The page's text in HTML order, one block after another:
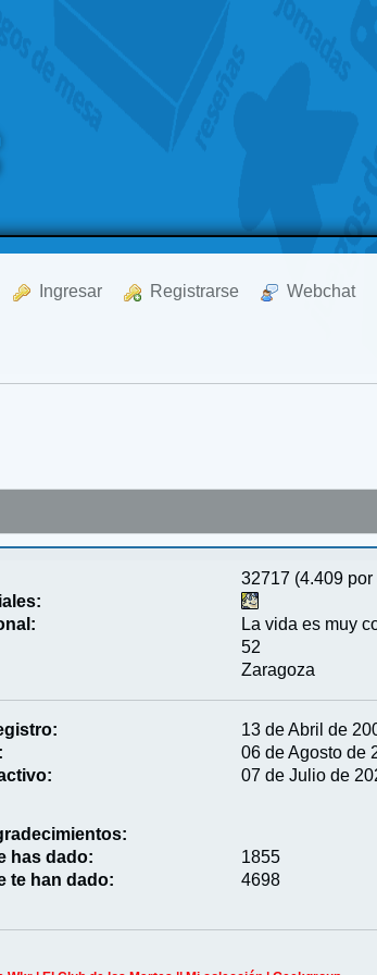
Ingresar Registrarse Webchat
32717 (4.409 por
La vida es muy
52
Zaragoza
13 de Abril de
06 de Agosto de
07 de Julio de
has dado:
1855
te han dado:
4698